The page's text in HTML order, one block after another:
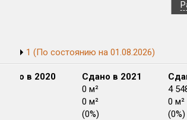
1 (По состоянию на 01.08.2026)
Сдано в 2020
Сдано в 2021
0 м²
0 м²
(0%)
4
0 м²
(0%)